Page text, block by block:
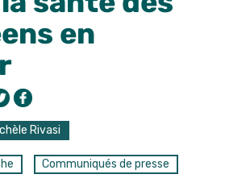
en
Rivasi
Communiqués de presse